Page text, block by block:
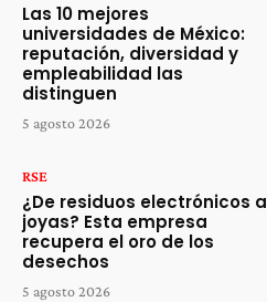
Las 10 mejores
universidades de México:
reputación, diversidad y
empleabilidad las
distinguen
5 agosto 2026
RSE
¿De residuos electrónicos a
joyas? Esta empresa
recupera el oro de los
desechos
5 agosto 2026